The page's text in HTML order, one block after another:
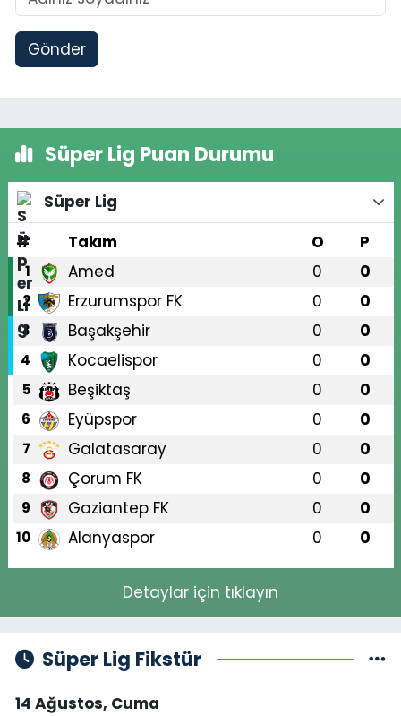
Gönder
Süper Lig Puan Durumu
Süper Lig
#
Takım O P
1 Amed 0 0
2 Erzurumspor FK 0 0
3 Başakşehir 0 0
4 Kocaelispor 0 0
5 Beşiktaş 0 0
6 Eyüpspor 0 0
7 Galatasaray 0 0
8 Çorum FK 0 0
9 Gaziantep FK 0 0
10 Alanyaspor 0 0
Detaylar için tıklayın
Süper Lig Fikstür
14 Ağustos, Cuma